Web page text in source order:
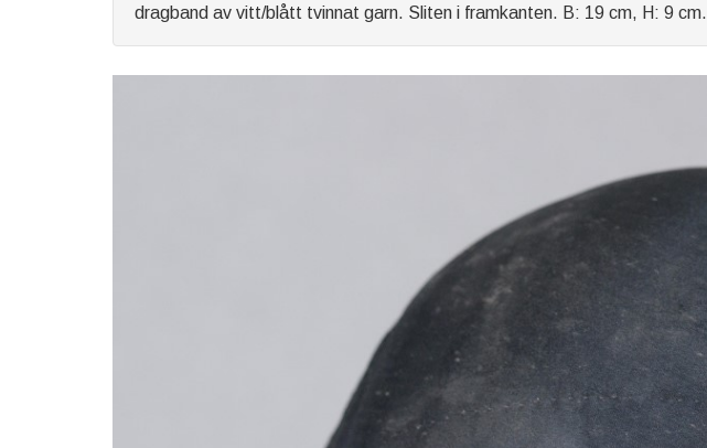
dragband av vitt/blått tvinnat garn. Sliten i framkanten. B: 19 cm, H: 9 cm.